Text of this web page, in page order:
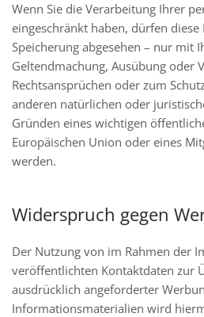
Wenn Sie die Verarbeitung Ihrer
eingeschränkt haben, dürfen
Speicherung abgesehen – nur mit
Geltendmachung, Ausübung oder
Rechtsansprüchen oder zum
anderen natürlichen oder
Gründen eines wichtigen
Europäischen Union oder eines
werden.
Widerspruch gegen
Der Nutzung von im Rahmen der
veröffentlichten Kontaktdaten zur
ausdrücklich angeforderter
Informationsmaterialien wird